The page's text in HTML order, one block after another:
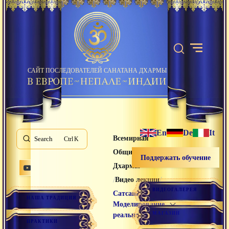
САЙТ ПОСЛЕДОВАТЕЛЕЙ САНАТАНА ДХАРМЫ
Search K
НАША ТРАДИЦИЯ
ПРАКТИКИ
Всемирная
Община Санатана
Дхармы
/Видео лекции/
Сатсанг
Моделирование
реальности
En De It
Поддержать обучение
ВИДЕОГАЛЕРЕЯ
МАГАЗИН